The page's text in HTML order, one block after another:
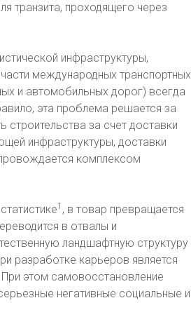
транзита, проходящего через
инфраструктуры,
международных транспортных
и автомобильных дорог) всегда
эта проблема решается за
за счет доставки
инфраструктуры, доставки
комплексом
1 , в товар превращается
в отвалы и
ландшафтную структуру
разработке карьеров является
этом самовосстановление
негативные социальные и